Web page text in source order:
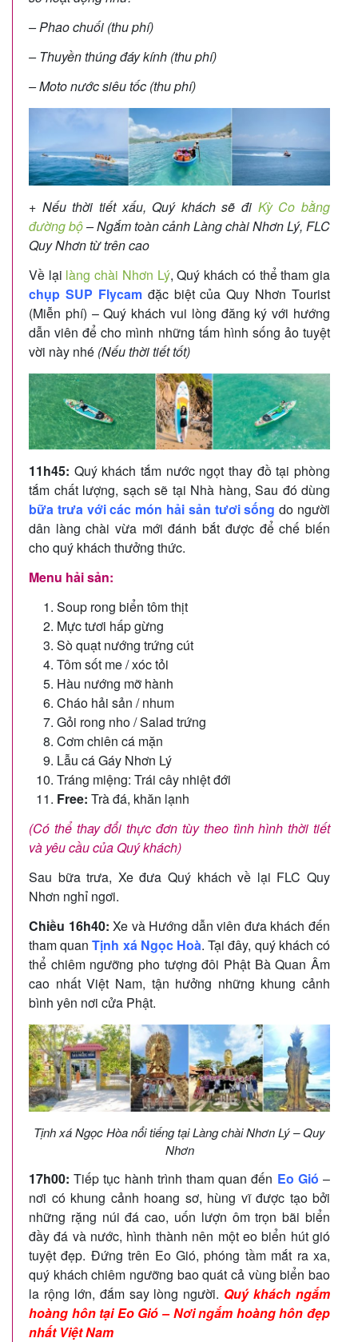
– Phao chuối (thu phí)
– Thuyền thúng đáy kính (thu phí)
– Moto nước siêu tốc (thu phí)
+ Nếu thời tiết xấu, Quý khách sẽ đi Kỳ Co bằng
đường bộ– Ngắm toàn cảnh Làng chài Nhơn Lý, FLC
Quy Nhơn từ trên cao
Về lại làng chài Nhơn Lý, Quý khách có thể tham gia
chụp SUP Flycamđặc biệt của Quy Nhơn Tourist
(Miễn phí) – Quý khách vui lòng đăng ký với hướng
dẫn viên để cho mình những tấm hình sống ảo tuyệt
vời này nhé (Nếu thời tiết tốt)
11h45: Quý khách tắm nước ngọt thay đồ tại phòng
tắm chất lượng, sạch sẽ tại Nhà hàng, Sau đó dùng
bữa trưa với các món hải sản tươi sống do người
dân làng chài vừa mới đánh bắt được để chế biến
cho quý khách thưởng thức.
Menu hải sản:
Soup rong biển tôm thịt
Mực tươi hấp gừng
Sò quạt nướng trứng cút
Tôm sốt me / xóc tỏi
Hàu nướng mỡ hành
Cháo hải sản / nhum
Gỏi rong nho / Salad trứng
Cơm chiên cá mặn
Lẫu cá Gáy Nhơn Lý
Tráng miệng: Trái cây nhiệt đới
Free: Trà đá, khăn lạnh
(Có thể thay đổi thực đơn tùy theo tình hình thời tiết
và yêu cầu của Quý khách)
Sau bữa trưa, Xe đưa Quý khách về lại FLC Quy
Nhơn nghỉ ngơi.
Chiều 16h40: Xe và Hướng dẫn viên đưa khách đến
tham quanTịnh xá Ngọc Hoà. Tại đây, quý khách có
thể chiêm ngưỡng pho tượng đôi Phật Bà Quan Âm
cao nhất Việt Nam, tận hưởng những khung cảnh
bình yên nơi cửa Phật.
Tịnh xá Ngọc Hòa nổi tiếng tại Làng chài Nhơn Lý – Quy
Nhơn
17h00:Tiếp tục hành trình tham quan đến Eo Gió –
nơi có khung cảnh hoang sơ, hùng vĩ được tạo bởi
những rặng núi đá cao, uốn lượn ôm trọn bãi biển
đầy đá và nước, hình thành nên một eo biển hút gió
tuyệt đẹp. Đứng trên Eo Gió, phóng tầm mắt ra xa,
quý khách chiêm ngưỡng bao quát cả vùng biển bao
la rộng lớn, đắm say lòng người. Quý khách ngắm
hoàng hôn tại Eo Gió – Nơi ngắm hoàng hôn đẹp
nhất Việt Nam